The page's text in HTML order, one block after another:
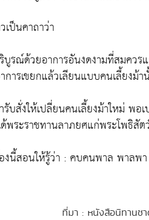
เป็นคาถาว่า
บูรณ์ด้วยอาการอันงดงามที่สมคว
การเขยกแล้วเลียนแบบคนเลี้ยงม้
รับสั่งให้เปลี่ยนคนเลี้ยงม้าใหม่ พ
ด้พระราชทานลาภยศแก่พระโพธิสั
งนี้สอนให้รู้ว่า : คบคนพาล พาล
ที่มา : หนังสือนิทานช